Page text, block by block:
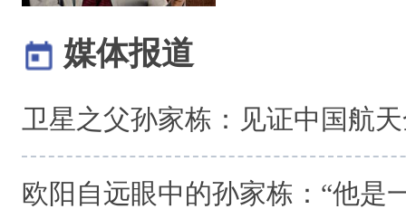
媒体报道
卫星之父孙家栋：见证中国航
欧阳自远眼中的孙家栋：“他是